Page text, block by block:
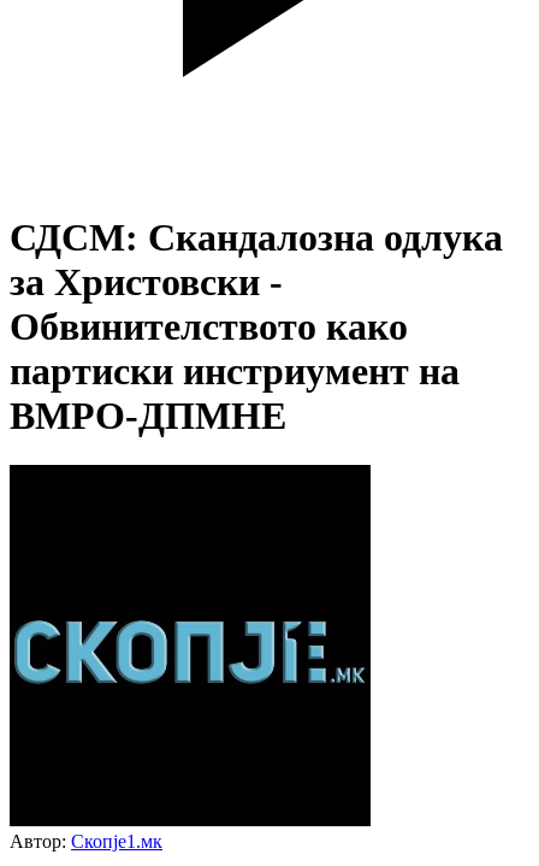
СДСМ: Скандалозна одлука
за Христовски -
Обвинителството како
партиски инстриумент на
ВМРО-ДПМНЕ
Автор: Скопје1.мк